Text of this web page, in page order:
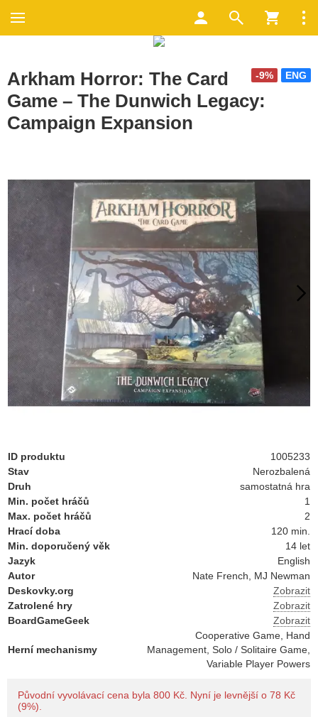
ENG
-9%
Arkham Horror: The Card
Game – The Dunwich Legacy:
Campaign Expansion
ID produktu
1005233
Stav
Nerozbalená
Druh
samostatná hra
Min. počet hráčů
1
Max. počet hráčů
2
Hrací doba
120 min.
Min. doporučený věk
14 let
Jazyk
English
Autor
Nate French, MJ Newman
Deskovky.org
Zobrazit
Zatrolené hry
Zobrazit
BoardGameGeek
Zobrazit
Herní mechanismy
Cooperative Game, Hand
Management, Solo / Solitaire Game,
Variable Player Powers
Původní vyvolávací cena byla 800 Kč. Nyní je levnější o 78 Kč
(9%).